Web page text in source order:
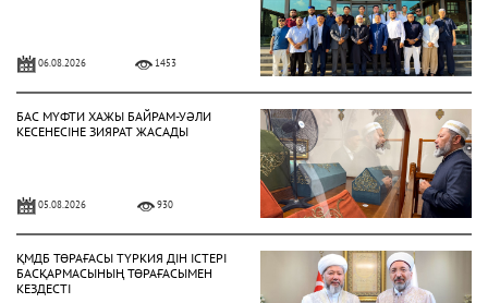
06.08.2026 1453
БАС МҮФТИ ХАЖЫ БАЙРАМ-УӘЛИ
КЕСЕНЕСІНЕ ЗИЯРАТ ЖАСАДЫ
05.08.2026 930
ҚМДБ ТӨРАҒАСЫ ТҮРКИЯ ДІН ІСТЕРІ
БАСҚАРМАСЫНЫҢ ТӨРАҒАСЫМЕН
КЕЗДЕСТІ